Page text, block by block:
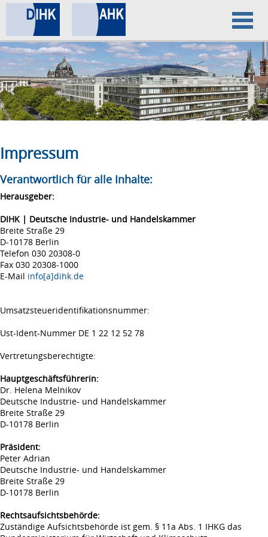
Home
Datenschutz
Impressum
Impressum
Verantwortlich für alle Inhalte:
Herausgeber:
DIHK | Deutsche Industrie- und Handelskammer
Breite Straße 29
D-10178 Berlin
Telefon 030 20308-0
Fax 030 20308-1000
E-Mail info[a]dihk.de
Umsatzsteueridentifikationsnummer:
Ust-Ident-Nummer DE 1 22 12 52 78
Vertretungsberechtigte:
Hauptgeschäftsführerin:
Dr. Helena Melnikov
Deutsche Industrie- und Handelskammer
Breite Straße 29
D-10178 Berlin
Präsident:
Peter Adrian
Deutsche Industrie- und Handelskammer
Breite Straße 29
D-10178 Berlin
Rechtsaufsichtsbehörde:
Zuständige Aufsichtsbehörde ist gem. § 11a Abs. 1 IHKG das